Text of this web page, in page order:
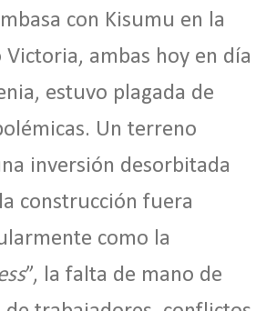
con Kisumu en la
Victoria, ambas hoy en día
estuvo plagada de
Un terreno
inversión desorbitada
construcción fuera
como la
”, la falta de mano de